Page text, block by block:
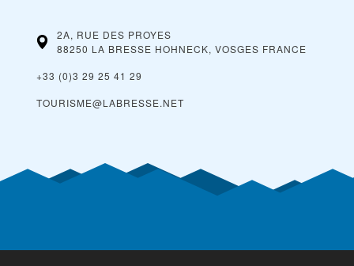
2A, RUE DES PROYES
88250 LA BRESSE HOHNECK, VOSGES FRANCE
+33 (0)3 29 25 41 29
TOURISME@LABRESSE.NET